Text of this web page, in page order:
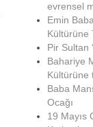
evrensel
Emin
Kültürüne
Pir Sultan
Bahariye
Kültürüne
Baba
Ocağı
19 Mayıs